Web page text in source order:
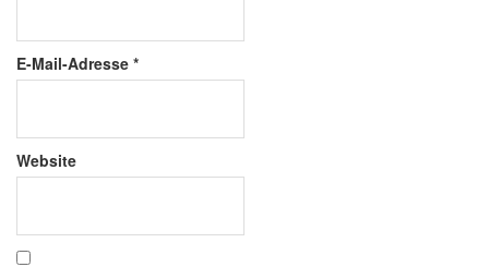
E-Mail-Adresse *
Website